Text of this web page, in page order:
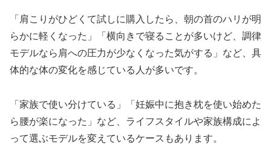
「肩こりがひどくて試しに購入したら、朝の首のハリが明
らかに軽くなった」「横向きで寝ることが多いけど、調律
モデルなら肩への圧力が少なくなった気がする」など、具
体的な体の変化を感じている人が多いです。
「家族で使い分けている」「妊娠中に抱き枕を使い始めた
ら腰が楽になった」など、ライフスタイルや家族構成によ
って選ぶモデルを変えているケースもあります。